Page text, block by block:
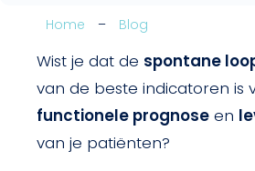
Home – Blog
Wist je dat de spontane
van de beste indicatoren is
functionele prognose en
van je patiënten?